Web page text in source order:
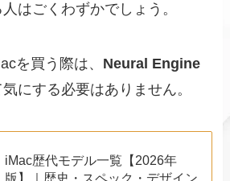
はごくわずかでしょう。
を買う際は、 Neural Engine
にする必要はありません。
iMac歴代モデル一覧【2026年
版】｜歴史・スペック・デザイン